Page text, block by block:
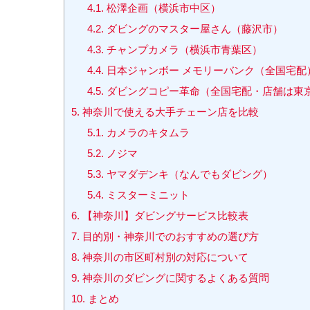
4.1. 松澤企画（横浜市中区）
4.2. ダビングのマスター屋さん（藤沢市）
4.3. チャンプカメラ（横浜市青葉区）
4.4. 日本ジャンボー メモリーバンク（全国宅配
4.5. ダビングコピー革命（全国宅配・店舗は東
5. 神奈川で使える大手チェーン店を比較
5.1. カメラのキタムラ
5.2. ノジマ
5.3. ヤマダデンキ（なんでもダビング）
5.4. ミスターミニット
6. 【神奈川】ダビングサービス比較表
7. 目的別・神奈川でのおすすめの選び方
8. 神奈川の市区町村別の対応について
9. 神奈川のダビングに関するよくある質問
10. まとめ